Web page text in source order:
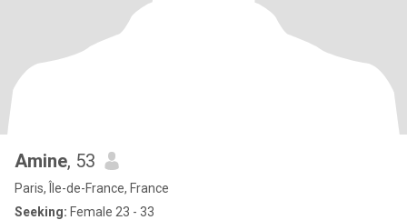
Amine, 53
Paris, Île-de-France, France
Seeking: Female 23 - 33